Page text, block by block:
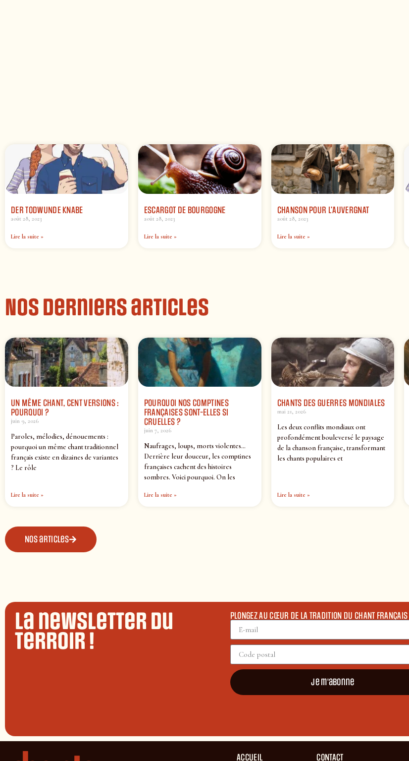
DER TODWUNDE KNABE
août 28, 2023
Lire la suite »
ESCARGOT DE BOURGOGNE
août 28, 2023
Lire la suite »
CHANSON POUR L’AUVERGNAT
août 28, 2023
Lire la suite »
Nos derniers articles
UN MÊME CHANT, CENT VERSIONS :
POURQUOI ?
juin 9, 2026
Paroles, mélodies, dénouements :
pourquoi un même chant traditionnel
français existe en dizaines de variantes
? Le rôle
Lire la suite »
POURQUOI NOS COMPTINES
FRANÇAISES SONT-ELLES SI
CRUELLES ?
juin 7, 2026
Naufrages, loups, morts violentes…
Derrière leur douceur, les comptines
françaises cachent des histoires
sombres. Voici pourquoi. On les
Lire la suite »
CHANTS DES GUERRES MONDIALES
mai 21, 2026
Les deux conflits mondiaux ont
profondément bouleversé le paysage
de la chanson française, transformant
les chants populaires et
Lire la suite »
Nos articles
La newsletter du
terroir !
PLONGEZ AU CŒUR DE LA TRADITION DU CHANT FRANÇAIS
Je m'abonne
ACCUEIL CONTACT